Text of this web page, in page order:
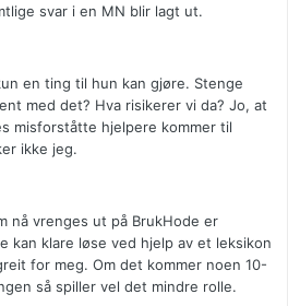
svar i en MN blir lagt ut.
en ting til hun kan gjøre. Stenge
med det? Hva risikerer vi da? Jo, at
misforståtte hjelpere kommer til
ikke jeg.
nå vrenges ut på BrukHode er
kan klare løse ved hjelp av et leksikon
for meg. Om det kommer noen 10-
så spiller vel det mindre rolle.